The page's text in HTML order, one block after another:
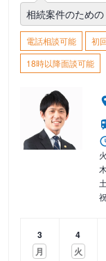
相続案件のため
電話相談可能 初
18時以降面談可能
3
月
4
火